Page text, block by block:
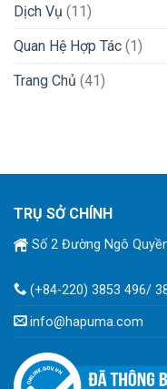
Dịch Vụ (11)
Quan Hệ Hợp Tác (1)
Trang Chủ (41)
TRỤ SỞ CHÍNH
Số 2 Đường Ngô
(+84-220) 3853 496/
info@hapuma.com